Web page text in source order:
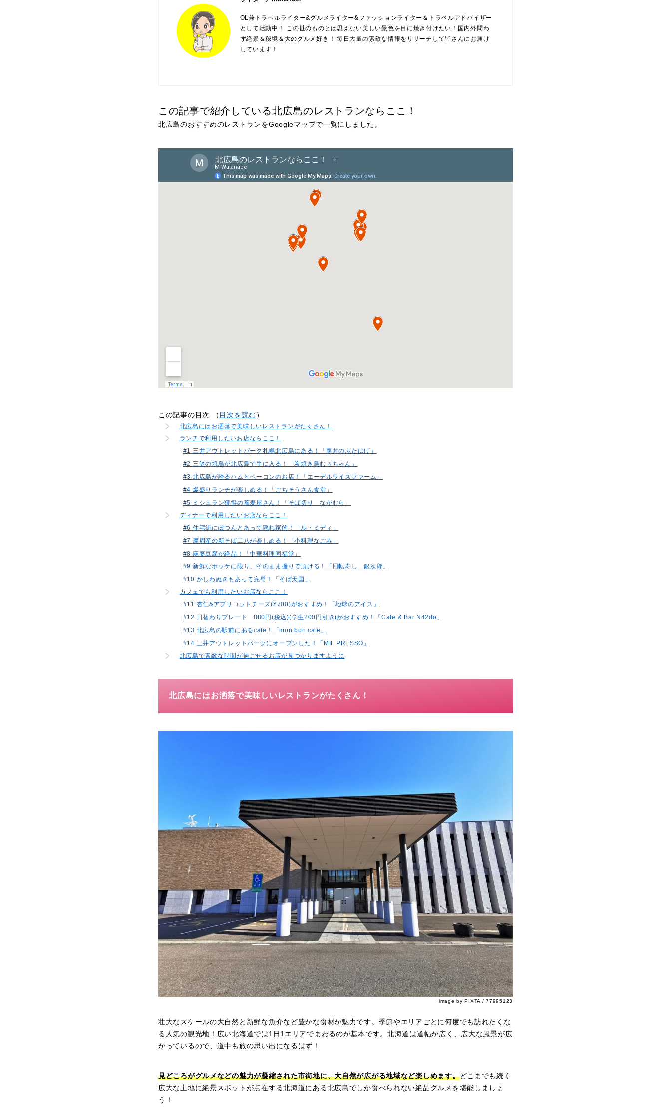
OL兼トラベルライター&グルメライター&ファッションライター＆トラベルアドバイザー
として活動中！ この世のものとは思えない美しい景色を目に焼き付けたい！国内外問わ
ず絶景＆秘境＆大のグルメ好き！ 毎日大量の素敵な情報をリサーチして皆さんにお届け
しています！
この記事で紹介している北広島のレストランならここ！
北広島のおすすめのレストランをGoogleマップで一覧にしました。
この記事の目次 （ 目次を読む ）
北広島にはお洒落で美味しいレストランがたくさん！
ランチで利用したいお店ならここ！
#1 三井アウトレットパーク札幌北広島にある！「豚丼のぶたはげ」
#2 三笠の焼鳥が北広島で手に入る！「炭焼き鳥むぅちゃん」
#3 北広島が誇るハムとベーコンのお店！「エーデルワイスファーム」
#4 爆盛りランチが楽しめる！「ごちそうさん食堂」
#5 ミシュラン獲得の蕎麦屋さん！「そば切り なかむら」
ディナーで利用したいお店ならここ！
#6 住宅街にぽつんとあって隠れ家的！「ル・ミディ」
#7 摩周産の新そば二八が楽しめる！「小料理なごみ」
#8 麻婆豆腐が絶品！「中華料理同福堂」
#9 新鮮なホッケに限り、そのまま握りで頂ける！「回転寿し 銀次郎」
#10 かしわぬきもあって完璧！「そば天国」
カフェでも利用したいお店ならここ！
#11 杏仁&アプリコットチーズ(¥700)がおすすめ！「地球のアイス」
#12 日替わりプレート 880円(税込)(学生200円引き)がおすすめ！「Cafe & Bar N42do」
#13 北広島の駅前にあるcafe！「mon bon cafe」
#14 三井アウトレットパークにオープンした！「MIL PRESSO」
北広島で素敵な時間が過ごせるお店が見つかりますように
北広島にはお洒落で美味しいレストランがたくさん！
image by PIXTA / 77995123
壮大なスケールの大自然と新鮮な魚介など豊かな食材が魅力です。季節やエリアごとに何度でも訪れたくな
る人気の観光地！広い北海道では1日1エリアでまわるのが基本です。北海道は道幅が広く、広大な風景が広
がっているので、道中も旅の思い出になるはず！
見どころがグルメなどの魅力が凝縮された市街地に、大自然が広がる地域など楽しめます。どこまでも続く
広大な土地に絶景スポットが点在する北海道にある北広島でしか食べられない絶品グルメを堪能しましょ
う！